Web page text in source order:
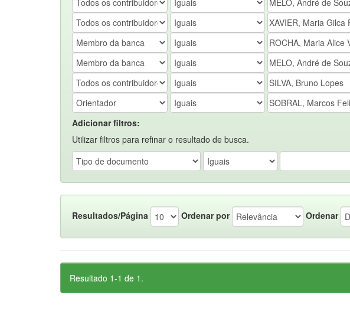
Adicionar filtros:
Utilizar filtros para refinar o resultado de busca.
Resultados/Página Ordenar por Ordenar
Resultado 1-1 de 1.